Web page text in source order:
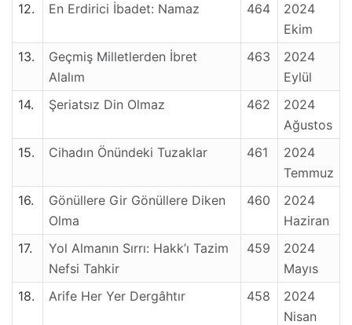
12.
En Erdirici İbadet: Namaz 464
2024
Ekim
13.
Geçmiş Milletlerden İbret
Alalım
463
2024
Eylül
14.
Şeriatsız Din Olmaz 462
2024
Ağustos
15.
Cihadın Önündeki Tuzaklar 461
2024
Temmuz
16.
Gönüllere Gir Gönüllere Diken
Olma
460
2024
Haziran
17.
Yol Almanın Sırrı: Hakk’ı Tazim
Nefsi Tahkir
459
2024
Mayıs
18.
Arife Her Yer Dergâhtır 458
2024
Nisan